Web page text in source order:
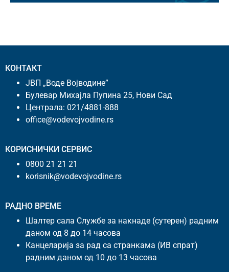
КОНТАКТ
ЈВП „Воде Војводине”
Булевар Михајла Пупина 25, Нови Сад
Централа: 021/4881-888
office@vodevojvodine.rs
КОРИСНИЧКИ СЕРВИС
0800 21 21 21
korisnik@vodevojvodine.rs
РАДНО ВРЕМЕ
Шалтер сала Службе за накнаде (сутерен) радним
даном од 8 до 14 часова
Канцеларија за рад са странкама (ИВ спрат)
радним даном од 10 до 13 часова